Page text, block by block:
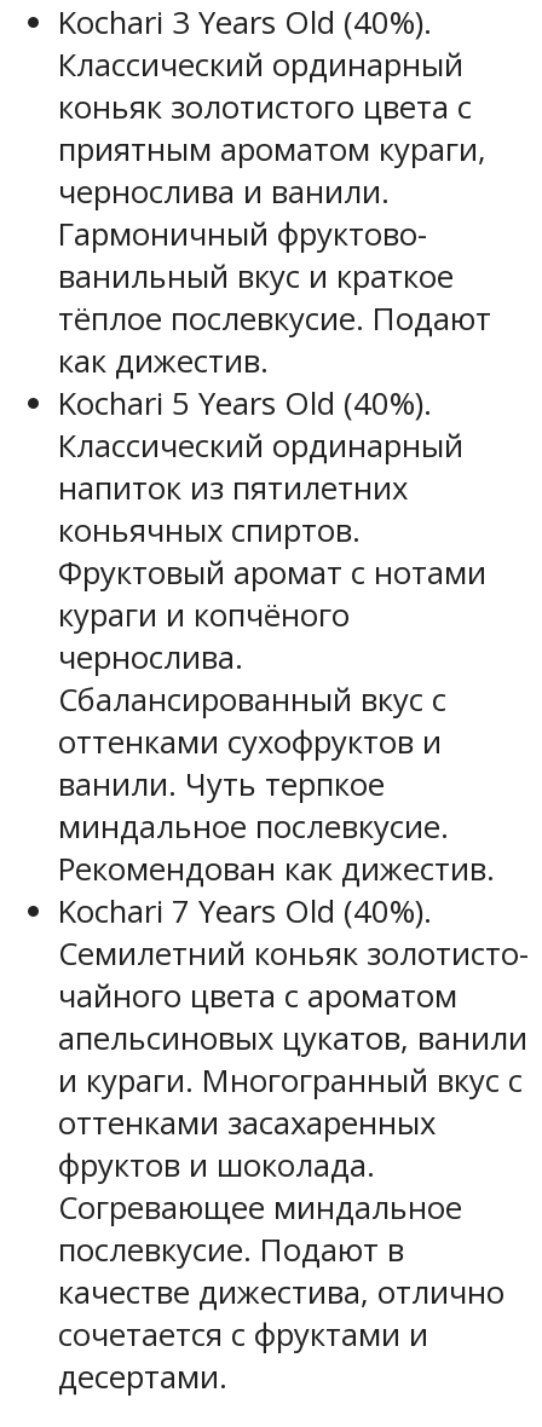
Kochari 3 Years Old (40%).
Классический ординарный
коньяк золотистого цвета с
приятным ароматом кураги,
чернослива и ванили.
Гармоничный фруктово-
ванильный вкус и краткое
тёплое послевкусие. Подают
как дижестив.
Kochari 5 Years Old (40%).
Классический ординарный
напиток из пятилетних
коньячных спиртов.
Фруктовый аромат с нотами
кураги и копчёного
чернослива.
Сбалансированный вкус с
оттенками сухофруктов и
ванили. Чуть терпкое
миндальное послевкусие.
Рекомендован как дижестив.
Kochari 7 Years Old (40%).
Семилетний коньяк золотисто-
чайного цвета с ароматом
апельсиновых цукатов, ванили
и кураги. Многогранный вкус с
оттенками засахаренных
фруктов и шоколада.
Согревающее миндальное
послевкусие. Подают в
качестве дижестива, отлично
сочетается с фруктами и
десертами.